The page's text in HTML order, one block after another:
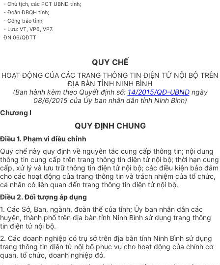
- Chủ tịch, các PCT UBND tỉnh;
- Đoàn ĐBQH tỉnh;
- Công báo tỉnh;
- Lưu: VT, VP6, VP7.
ĐN 06/QĐTT
QUY CHẾ
HOẠT ĐỘNG CỦA CÁC TRANG THÔNG TIN ĐIỆN TỬ NỘI BỘ TRÊN
ĐỊA BÀN TỈNH NINH BÌNH
(Ban hành kèm theo Quyết định số: 14/2015/QĐ-UBNDngày
08/6/2015 của Ủy ban nhân dân tỉnh Ninh Bình)
Chương I
QUY ĐỊNH CHUNG
Điều 1. Phạm vi điều chỉnh
Quy chế này quy định về nguyên tắc cung cấp thông tin; nội dung
thông tin cung cấp trên trang thông tin điện tử nội bộ; thời hạn cung
cấp, xử lý và lưu trữ thông tin điện tử nội bộ; các điều kiện bảo đảm
cho các hoạt động của trang thông tin và trách nhiệm của tổ chức,
cá nhân có liên quan đến trang thông tin điện tử nội bộ.
Điều 2. Đối tượng áp dụng
1. Các Sở, Ban, ngành, đoàn thể của tỉnh; Ủy ban nhân dân các
huyện, thành phố trên địa bàn tỉnh Ninh Bình sử dụng trang thông
tin điện tử nội bộ.
2. Các doanh nghiệp có trụ sở trên địa bàn tỉnh Ninh Bình sử dụng
trang thông tin điện tử nội bộ phục vụ cho hoạt động của chính cơ
quan, tổ chức, doanh nghiệp đó.